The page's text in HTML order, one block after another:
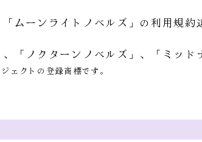
ムーンライトノベルズ」の利用規
、「ノクターンノベルズ」、「ミッ
ェクトの登録商標です。